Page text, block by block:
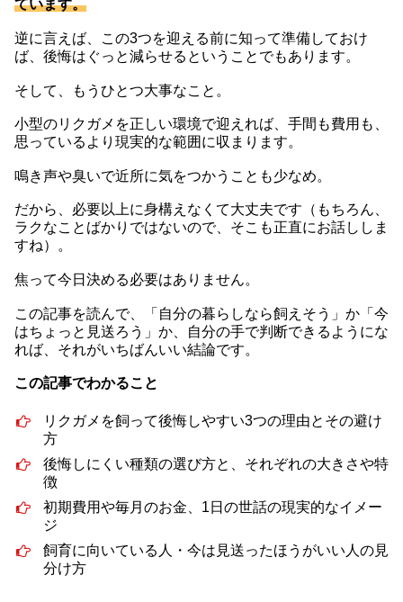
ています。
逆に言えば、この3つを迎える前に知って準備しておけ
ば、後悔はぐっと減らせるということでもあります。
そして、もうひとつ大事なこと。
小型のリクガメを正しい環境で迎えれば、手間も費用も、
思っているより現実的な範囲に収まります。
鳴き声や臭いで近所に気をつかうことも少なめ。
だから、必要以上に身構えなくて大丈夫です（もちろん、
ラクなことばかりではないので、そこも正直にお話ししま
すね）。
焦って今日決める必要はありません。
この記事を読んで、「自分の暮らしなら飼えそう」か「今
はちょっと見送ろう」か、自分の手で判断できるようにな
れば、それがいちばんいい結論です。
この記事でわかること
リクガメを飼って後悔しやすい3つの理由とその避け
方
後悔しにくい種類の選び方と、それぞれの大きさや特
徴
初期費用や毎月のお金、1日の世話の現実的なイメー
ジ
飼育に向いている人・今は見送ったほうがいい人の見
分け方